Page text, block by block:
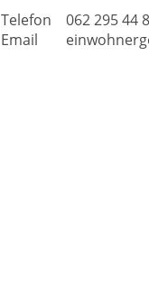
Telefon
062 295 44
Email